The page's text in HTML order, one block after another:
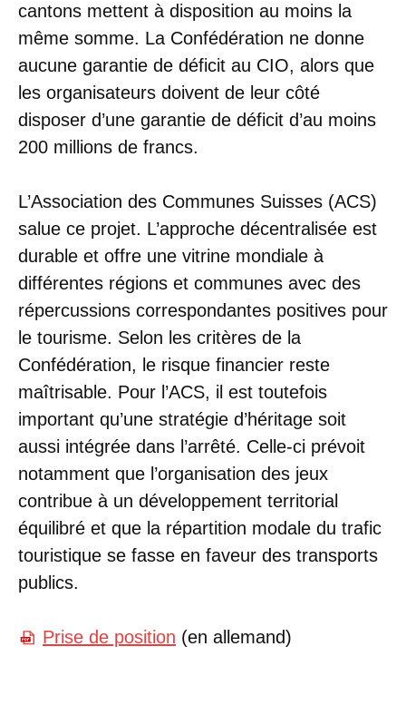
cantons mettent à disposition au moins la
même somme. La Confédération ne donne
aucune garantie de déficit au CIO, alors que
les organisateurs doivent de leur côté
disposer d’une garantie de déficit d’au moins
200 millions de francs.
L’Association des Communes Suisses (ACS)
salue ce projet. L’approche décentralisée est
durable et offre une vitrine mondiale à
différentes régions et communes avec des
répercussions correspondantes positives pour
le tourisme. Selon les critères de la
Confédération, le risque financier reste
maîtrisable. Pour l’ACS, il est toutefois
important qu’une stratégie d’héritage soit
aussi intégrée dans l’arrêté. Celle-ci prévoit
notamment que l’organisation des jeux
contribue à un développement territorial
équilibré et que la répartition modale du trafic
touristique se fasse en faveur des transports
publics.
Prise de position (en allemand)